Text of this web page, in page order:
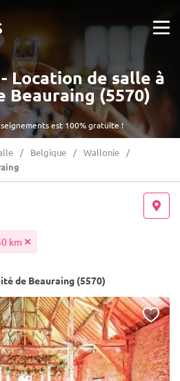
est 100% gratuite !
Location de salle à
Beauraing (5570)
Belgique
Wallonie
km
de Beauraing (5570)